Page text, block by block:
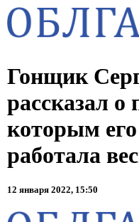
Гонщик
рассказал о
которым
работала
12 января 2022, 15:50